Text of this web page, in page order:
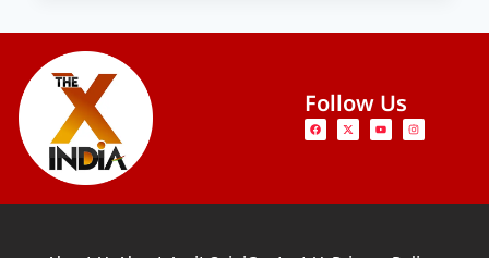
Follow Us